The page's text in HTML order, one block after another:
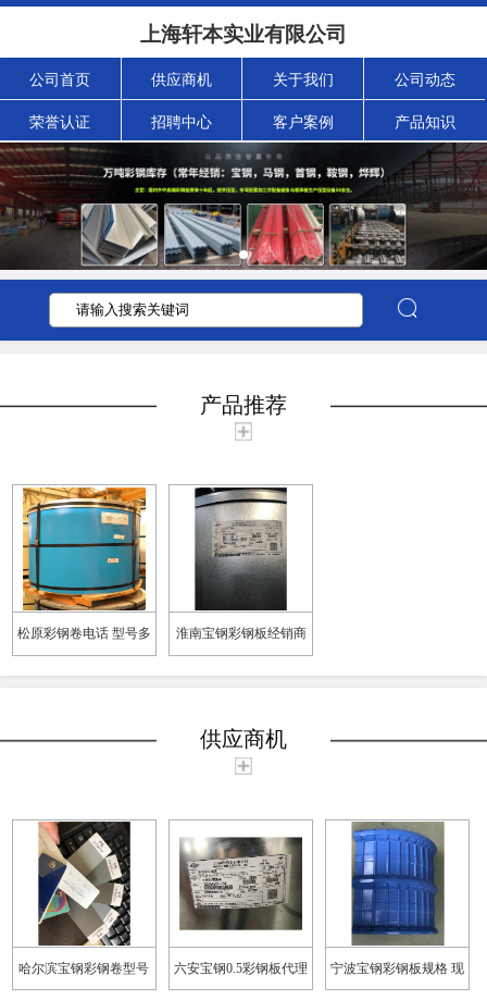
上海轩本实业有限公司
公司首页 供应商机 关于我们 公司动态
荣誉认证 招聘中心 客户案例 产品知识
产品推荐
松原彩钢卷电话 型号多
样
淮南宝钢彩钢板经销商
质保十年起
供应商机
哈尔滨宝钢彩钢卷型号 六安宝钢0.5彩钢板代理 宁波宝钢彩钢板规格 现